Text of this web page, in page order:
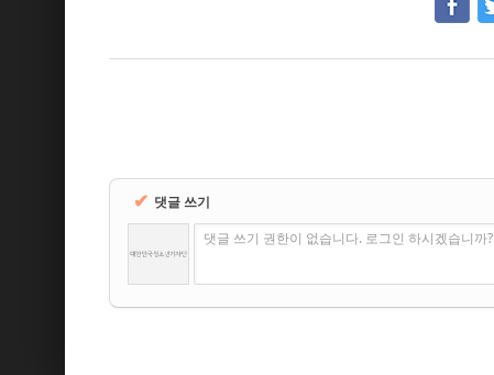
✔ 댓글 쓰기
댓글 쓰기 권한이 없습니다. 로그인 하시겠습니까?